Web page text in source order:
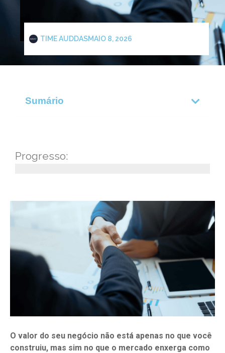
TIME AUDDASMAIO 8, 2026
Sumário
Progresso:
O valor do seu negócio não está apenas no que você
construiu, mas sim no que o mercado enxerga como